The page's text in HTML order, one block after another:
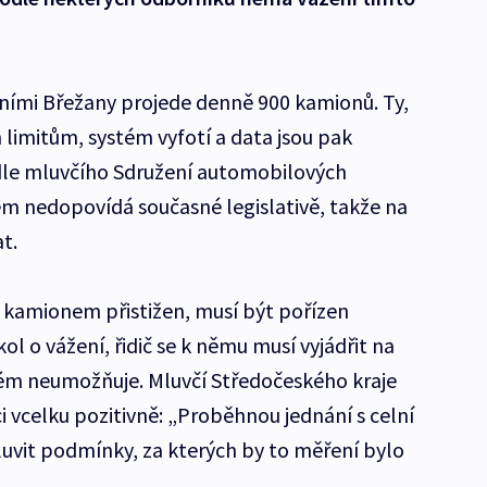
Břežany projede denně 900 kamionů. Ty,
systém vyfotí a data jsou pak
mluvčího Sdružení automobilových
nedopovídá současné legislativě, takže na
přistižen, musí být pořízen
o vážení, řidič se k němu musí vyjádřit na
neumožňuje. Mluvčí Středočeského kraje
vcelku pozitivně: „Proběhnou jednání s celní
podmínky, za kterých by to měření bylo